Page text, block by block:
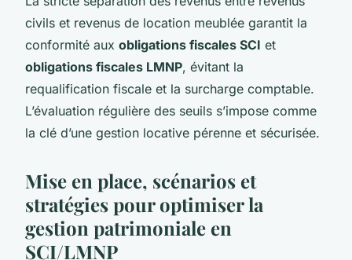
civils et revenus de location meublée garantit la
conformité aux obligations fiscales SCI et
obligations fiscales LMNP, évitant la
requalification fiscale et la surcharge comptable.
L’évaluation régulière des seuils s’impose comme
la clé d’une gestion locative pérenne et sécurisée.
Mise en place, scénarios et
stratégies pour optimiser la
gestion patrimoniale en
SCI/LMNP